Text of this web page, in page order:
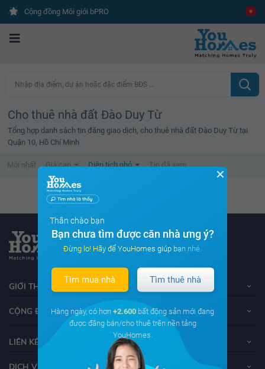
Cộng đồng Môi giới bPRO
Nhập địa điểm, dự án hoặc đặc điểm BĐS ...
Cho thuê nhà đất Đào Duy Từ
Tổng hợp danh sách tin đăng giao dịch, cho thuê nhà đất Đào Duy Từ tại
Quận 10, Hồ Chí Minh
Mới nhất Giá cao Diện tích nhỏ Tin đã xem
Không tìm thấy tin bất động sản nào
GIỚI THIỆU VỀ YOUHOMES
CỘNG ĐỒNG YOUHOMERS
LIÊN KẾT
DỊCH VỤ KHÁCH HÀNG
✕
Thân chào bạn
Bạn chưa tìm được căn nhà ưng ý?
Đừng lo! Hãy để YouHomes giúp bạn nhé.
Tìm mua nhà Tìm thuê nhà
Hàng ngày, có hơn +2.600 bất động sản mới đang
được đăng bán/cho thuê trên nền tảng
YouHomes.